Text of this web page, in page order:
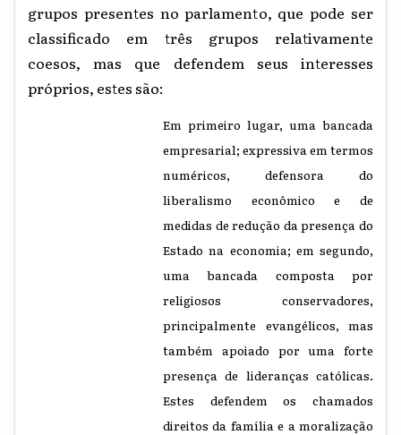
grupos presentes no parlamento, que pode ser
classificado em três grupos relativamente
coesos, mas que defendem seus interesses
próprios, estes são:
Em primeiro lugar, uma bancada
empresarial; expressiva em termos
numéricos, defensora do
liberalismo econômico e de
medidas de redução da presença do
Estado na economia; em segundo,
uma bancada composta por
religiosos conservadores,
principalmente evangélicos, mas
também apoiado por uma forte
presença de lideranças católicas.
Estes defendem os chamados
direitos da família e a moralização